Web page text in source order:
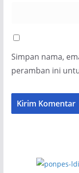
Simpan nama,
peramban ini